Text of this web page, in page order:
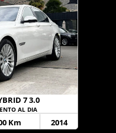
7 3.0
AL DIA
Km 2014